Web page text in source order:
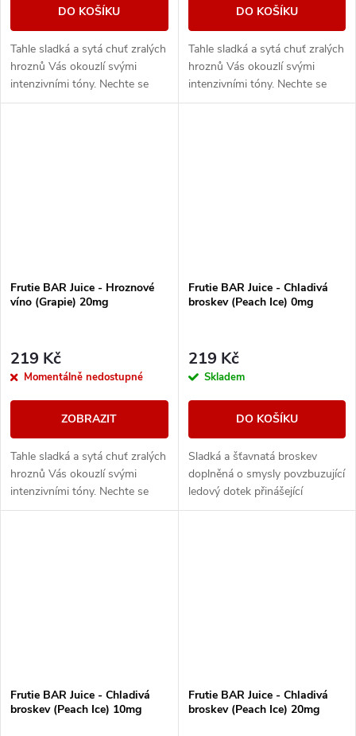
DO KOŠÍKU
Tahle sladká a sytá chuť zralých
hroznů Vás okouzlí svými
intenzivními tóny. Nechte se
unést plnou a neskutečně
DO KOŠÍKU
Tahle sladká a sytá chuť zralých
hroznů Vás okouzlí svými
intenzivními tóny. Nechte se
unést plnou a neskutečně
Frutie BAR Juice - Hroznové
víno (Grapie) 20mg
219 Kč
Momentálně nedostupné
ZOBRAZIT
Tahle sladká a sytá chuť zralých
hroznů Vás okouzlí svými
intenzivními tóny. Nechte se
unést plnou a neskutečně
Frutie BAR Juice - Chladivá
broskev (Peach Ice) 0mg
219 Kč
Skladem
DO KOŠÍKU
Sladká a šťavnatá broskev
doplněná o smysly povzbuzující
ledový dotek přinášející
maximální osvěžení. Dokonalá
Frutie BAR Juice - Chladivá
broskev (Peach Ice) 10mg
Frutie BAR Juice - Chladivá
broskev (Peach Ice) 20mg